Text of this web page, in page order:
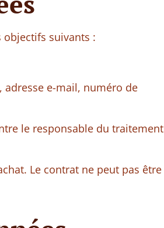
objectifs suivants :
adresse e-mail, numéro de
le responsable du traitement
Le contrat ne peut pas être